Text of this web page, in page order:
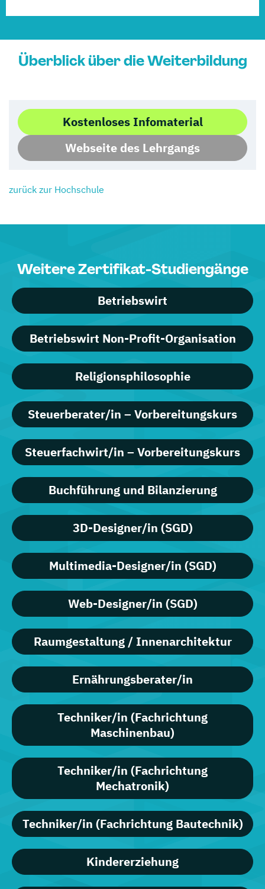
Überblick über die Weiterbildung
Kostenloses Infomaterial
Webseite des Lehrgangs
zurück zur Hochschule
Weitere Zertifikat-Studiengänge
Betriebswirt
Betriebswirt Non-Profit-Organisation
Religionsphilosophie
Steuerberater/in – Vorbereitungskurs
Steuerfachwirt/in – Vorbereitungskurs
Buchführung und Bilanzierung
3D-Designer/in (SGD)
Multimedia-Designer/in (SGD)
Web-Designer/in (SGD)
Raumgestaltung / Innenarchitektur
Ernährungsberater/in
Techniker/in (Fachrichtung
Maschinenbau)
Techniker/in (Fachrichtung
Mechatronik)
Techniker/in (Fachrichtung Bautechnik)
Kindererziehung